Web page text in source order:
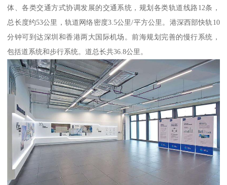
体、各类交通方式协调发展的交通系统，规划各类轨道线路12条，
总长度约53公里，轨道网络密度3.5公里/平方公里。港深西部快轨10
分钟可到达深圳和香港两大国际机场。前海规划完善的慢行系统，
包括道系统和步行系统。道总长共36.8公里。